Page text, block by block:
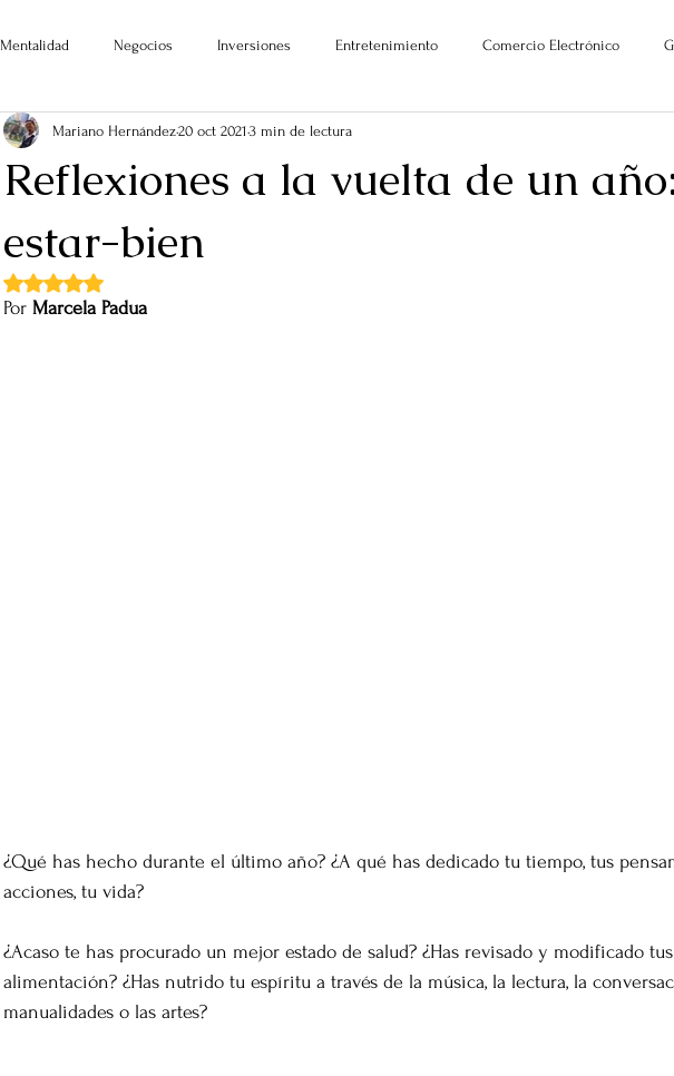
Mentalidad Negocios Inversiones Entretenimiento Comercio Electrónico
Reflexiones a la vuelta de un
estar-bien
Mariano Hernández20 oct 2021 3 min de lectura
Obtuvo NaN de 5 estrellas.
Por Marcela Padua
¿Qué has hecho durante el último año? ¿A qué has dedicado tu tiempo, tus
acciones, tu vida?
¿Acaso te has procurado un mejor estado de salud? ¿Has revisado y modificado
alimentación? ¿Has nutrido tu espíritu a través de la música, la lectura, la
manualidades o las artes?